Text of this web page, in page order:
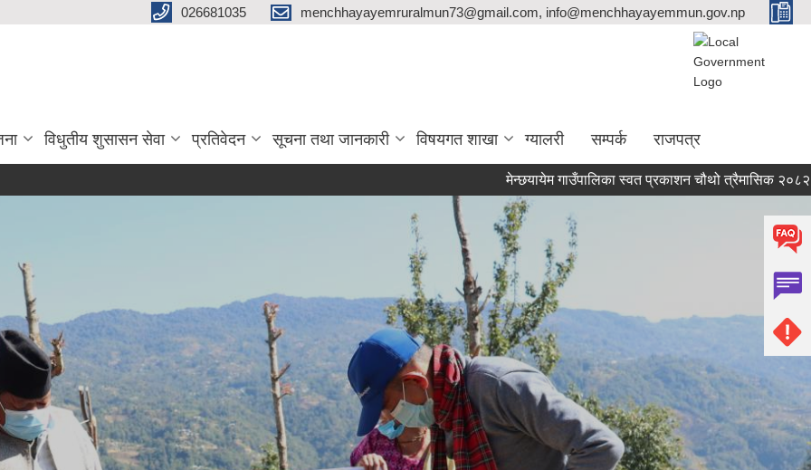
026681035 menchhayayemruralmun73@gmail.com, info@menchhayayemmun.gov.np
विधुतीय शुसासन सेवा प्रतिवेदन सूचना तथा जानकारी विषयगत शाखा ग्यालरी सम्पर्क राजपत्र
मेन्छयायेम गाउँपालिका स्वत प्रकाशन चौथो त्रैमासिक २०८२।०८३